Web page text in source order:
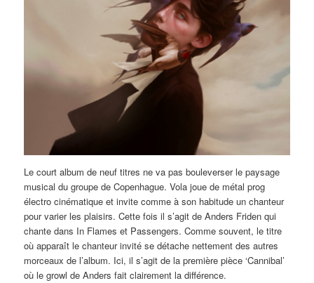
Le court album de neuf titres ne va pas bouleverser le paysage
musical du groupe de Copenhague. Vola joue de métal prog
électro cinématique et invite comme à son habitude un chanteur
pour varier les plaisirs. Cette fois il s’agit de Anders Friden qui
chante dans In Flames et Passengers. Comme souvent, le titre
où apparaît le chanteur invité se détache nettement des autres
morceaux de l’album. Ici, il s’agit de la première pièce ‘Cannibal’
où le growl de Anders fait clairement la différence.